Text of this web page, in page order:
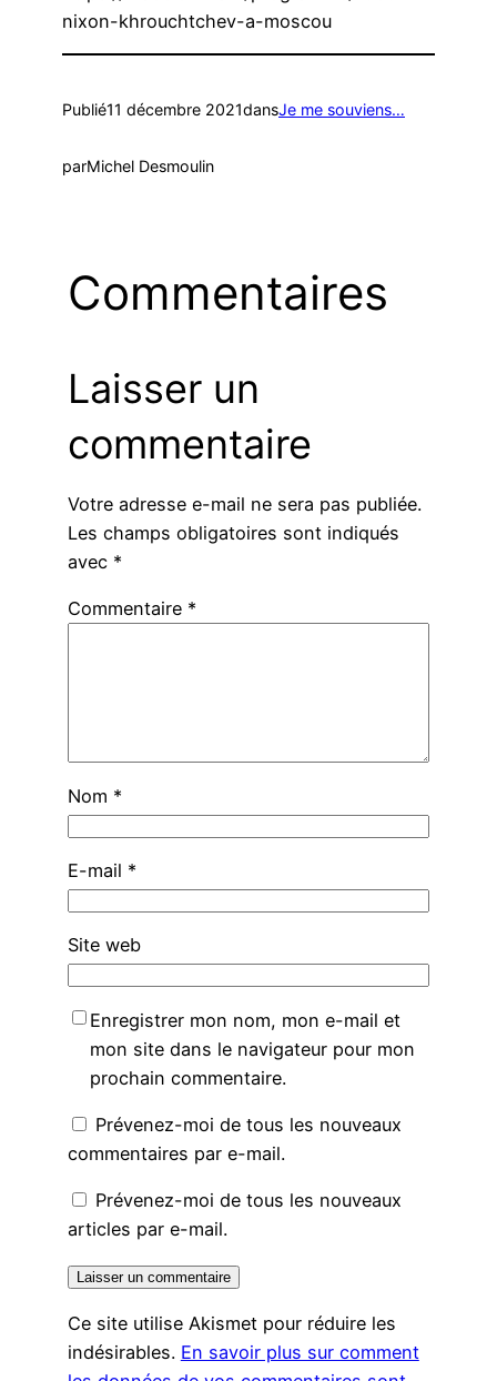
nixon-khrouchtchev-a-moscou
Publié11 décembre 2021dansJe me souviens…
parMichel Desmoulin
Commentaires
Laisser un
commentaire
Votre adresse e-mail ne sera pas publiée.
Les champs obligatoires sont indiqués
avec *
Commentaire *
Nom *
E-mail *
Site web
Enregistrer mon nom, mon e-mail et
mon site dans le navigateur pour mon
prochain commentaire.
Prévenez-moi de tous les nouveaux
commentaires par e-mail.
Prévenez-moi de tous les nouveaux
articles par e-mail.
Ce site utilise Akismet pour réduire les
indésirables. En savoir plus sur comment